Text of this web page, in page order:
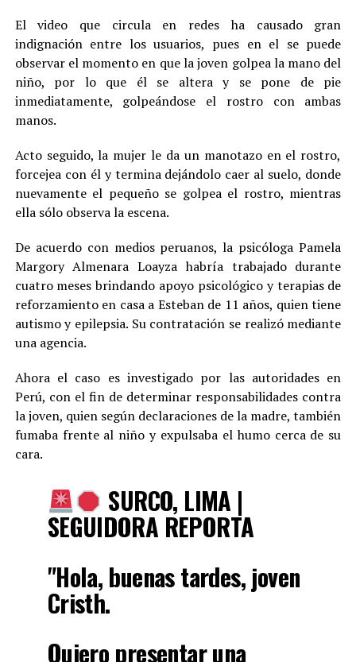
El video que circula en redes ha causado gran
indignación entre los usuarios, pues en el se puede
observar el momento en que la joven golpea la mano del
niño, por lo que él se altera y se pone de pie
inmediatamente, golpeándose el rostro con ambas
manos.
Acto seguido, la mujer le da un manotazo en el rostro,
forcejea con él y termina dejándolo caer al suelo, donde
nuevamente el pequeño se golpea el rostro, mientras
ella sólo observa la escena.
De acuerdo con medios peruanos, la psicóloga Pamela
Margory Almenara Loayza habría trabajado durante
cuatro meses brindando apoyo psicológico y terapias de
reforzamiento en casa a Esteban de 11 años, quien tiene
autismo y epilepsia. Su contratación se realizó mediante
una agencia.
Ahora el caso es investigado por las autoridades en
Perú, con el fin de determinar responsabilidades contra
la joven, quien según declaraciones de la madre, también
fumaba frente al niño y expulsaba el humo cerca de su
cara.
SURCO, LIMA |
SEGUIDORA REPORTA
"Hola, buenas tardes, joven
Cristh.
Quiero presentar una